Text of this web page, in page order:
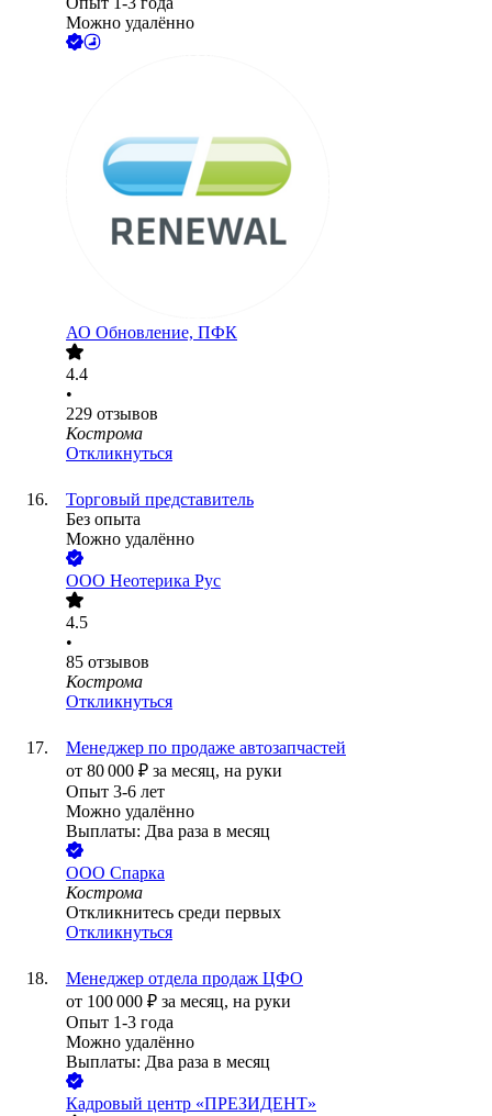
Можно удалённо
АО Обновление, ПФК
4.4
•
229 отзывов
Кострома
Откликнуться
Торговый представитель
Без опыта
Можно удалённо
ООО Неотерика Рус
4.5
•
85 отзывов
Кострома
Откликнуться
Менеджер по продаже автозапчастей
от 80 000 ₽ за месяц, на руки
Опыт 3-6 лет
Можно удалённо
Выплаты: Два раза в месяц
ООО Спарка
Кострома
Откликнитесь среди первых
Откликнуться
Менеджер отдела продаж ЦФО
от 100 000 ₽ за месяц, на руки
Опыт 1-3 года
Можно удалённо
Выплаты: Два раза в месяц
Кадровый центр «ПРЕЗИДЕНТ»